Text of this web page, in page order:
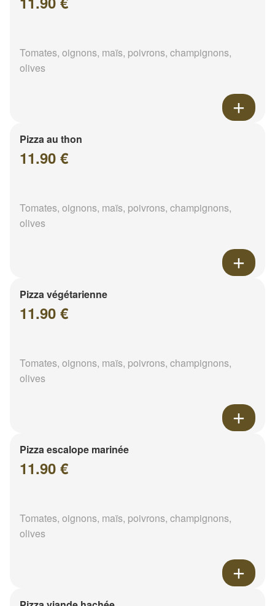
Tomates, oignons, maïs, poivrons, champignons,
olives
Pizza au thon
11.90 €
Tomates, oignons, maïs, poivrons, champignons,
olives
Pizza végétarienne
11.90 €
Tomates, oignons, maïs, poivrons, champignons,
olives
Pizza escalope marinée
11.90 €
Tomates, oignons, maïs, poivrons, champignons,
olives